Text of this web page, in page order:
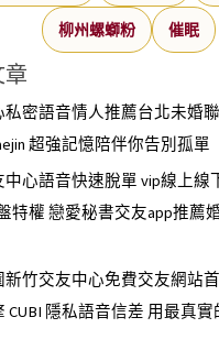
柳州螺螄粉 催眠
章
私密語音情人推薦台北未婚
超強記憶陪伴你告別孤單
中心語音快速脫單 vip線上線
特權 戀愛秘書交友app推薦
新竹交友中心免費交友網站首
CUBI 隱私語音信差 用最真